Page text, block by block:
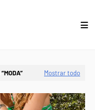
MODA Mostrar todo